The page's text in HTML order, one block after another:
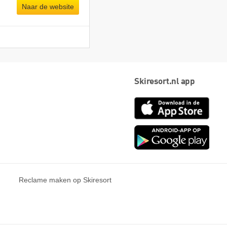
Naar de website
Skiresort.nl app
App
Reclame maken op Skiresort